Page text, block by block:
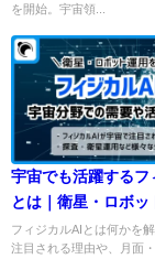
を開始。宇宙領...
宇宙でも活躍するフ
とは｜衛星・ロボッ
律化する次世代技術
フィジカルAIとは何かを
注目される理由や、月面